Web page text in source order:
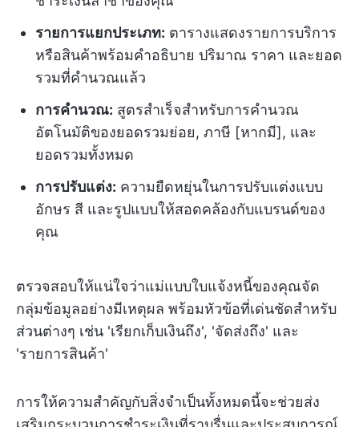
รายการแยกประเภท: ตารางแสดงรายการบริการ
หรือสินค้าพร้อมคำอธิบาย ปริมาณ ราคา และยอด
รวมที่คำนวณแล้ว
การคำนวณ: สูตรสำเร็จสำหรับการคำนวณ
อัตโนมัติของยอดรวมย่อย, ภาษี [หากมี], และ
ยอดรวมทั้งหมด
การปรับแต่ง: ความยืดหยุ่นในการปรับแต่งแบบ
อักษร สี และรูปแบบให้สอดคล้องกับแบรนด์ของ
คุณ
ตรวจสอบให้แน่ใจว่าแม่แบบใบแจ้งหนี้ของคุณจัด
กลุ่มข้อมูลอย่างมีเหตุผล พร้อมหัวข้อที่เด่นชัดสำหรับ
ส่วนต่างๆ เช่น 'เรียกเก็บเงินถึง', 'จัดส่งถึง' และ
'รายการสินค้า'
การให้ความสำคัญกับสิ่งจำเป็นทั้งหมดนี้จะช่วยส่ง